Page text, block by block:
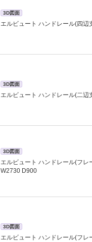
3D図面
エルビュート ハンドレール(四
3D図面
エルビュート ハンドレール(二
3D図面
エルビュート ハンドレール(フレ
W2730 D900
3D図面
エルビュート ハンドレール(フ